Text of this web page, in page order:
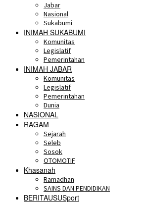
Jabar
Nasional
Sukabumi
INIMAH SUKABUMI
Komunitas
Legislatif
Pemerintahan
INIMAH JABAR
Komunitas
Legislatif
Pemerintahan
Dunia
NASIONAL
RAGAM
Sejarah
Seleb
Sosok
OTOMOTIF
Khasanah
Ramadhan
SAINS DAN PENDIDIKAN
BERITAUSUSport